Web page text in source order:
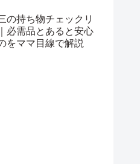
の持ち物チェックリ
必需品とあると安心
をママ目線で解説